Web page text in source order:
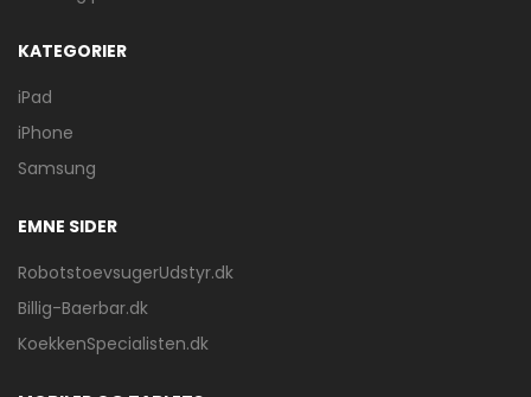
KATEGORIER
iPad
iPhone
Samsung
EMNE SIDER
RobotstoevsugerUdstyr.dk
Billig-Baerbar.dk
KoekkenSpecialisten.dk